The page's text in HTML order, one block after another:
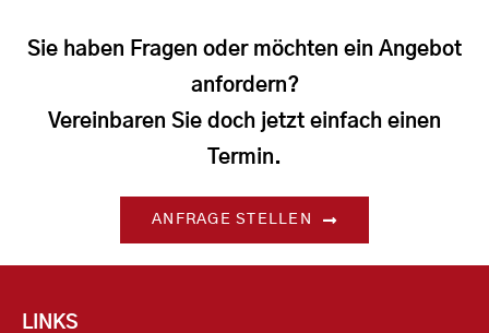
Sie haben Fragen oder möchten ein Angebot
anfordern?
Vereinbaren Sie doch jetzt einfach einen
Termin.
ANFRAGE STELLEN
LINKS